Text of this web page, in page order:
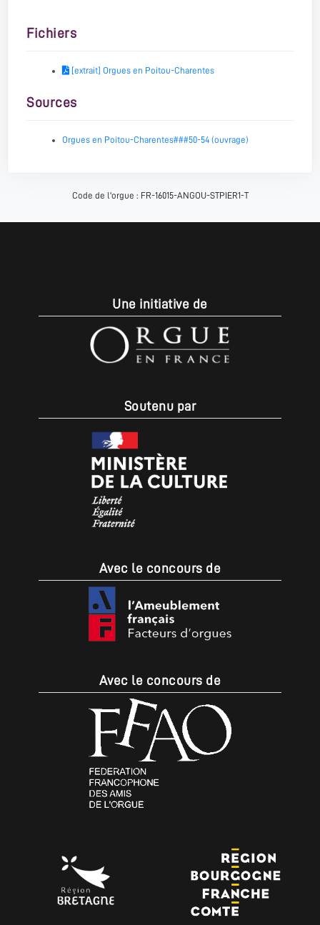
Fichiers
[extrait] Orgues en Poitou-Charentes
Sources
Orgues en Poitou-Charentes###50-54 (ouvrage)
Code de l'orgue : FR-16015-ANGOU-STPIER1-T
Une initiative de
Soutenu par
Avec le concours de
Avec le concours de